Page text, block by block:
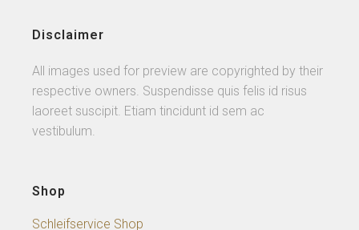
Disclaimer
All images used for preview are copyrighted by their
respective owners. Suspendisse quis felis id risus
laoreet suscipit. Etiam tincidunt id sem ac
vestibulum.
Shop
Schleifservice Shop